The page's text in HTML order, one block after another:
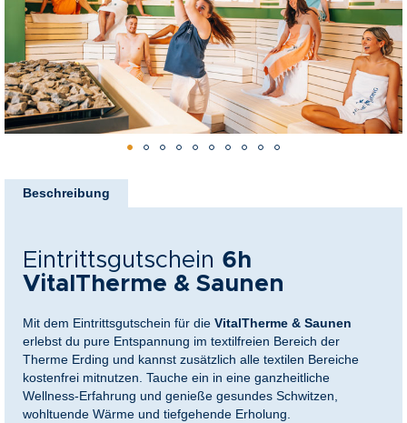
Anfang
Beschreibung
Eintrittsgutschein 6h
VitalTherme & Saunen
Mit dem Eintrittsgutschein für die VitalTherme & Saunen
erlebst du pure Entspannung im textilfreien Bereich der
Therme Erding und kannst zusätzlich alle textilen Bereiche
kostenfrei mitnutzen. Tauche ein in eine ganzheitliche
Wellness-Erfahrung und genieße gesundes Schwitzen,
wohltuende Wärme und tiefgehende Erholung.
für Paare
für Familien